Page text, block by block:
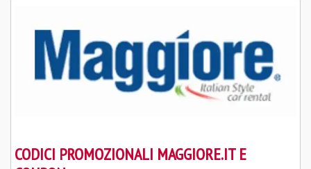
CODICI PROMOZIONALI MAGGIORE.IT E